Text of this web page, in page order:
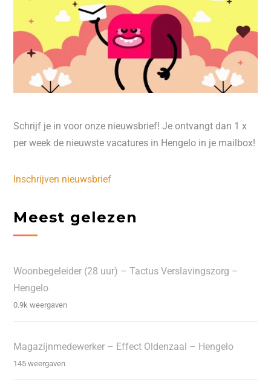
Schrijf je in voor onze nieuwsbrief! Je ontvangt dan 1 x
per week de nieuwste vacatures in Hengelo in je mailbox!
Inschrijven nieuwsbrief
Meest gelezen
Woonbegeleider (28 uur) – Tactus Verslavingszorg –
Hengelo
0.9k weergaven
Magazijnmedewerker – Effect Oldenzaal – Hengelo
145 weergaven